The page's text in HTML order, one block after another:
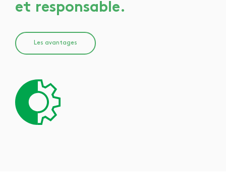
et responsable.
Les avantages